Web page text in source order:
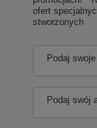
ofert
stworzonych
Podaj
Podaj swój